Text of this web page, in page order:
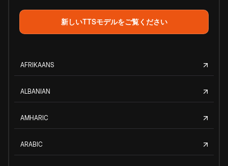
新しいTTSモデルをご覧ください
AFRIKAANS
ALBANIAN
AMHARIC
ARABIC